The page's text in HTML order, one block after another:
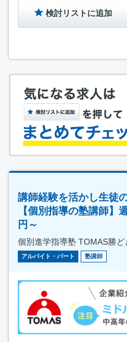
検討リストに追加
講師経験を活かし生徒
【個別指導の塾講師】
円～
個別進学指導塾 TOMAS勝ど
アルバイト・パート 塾講師